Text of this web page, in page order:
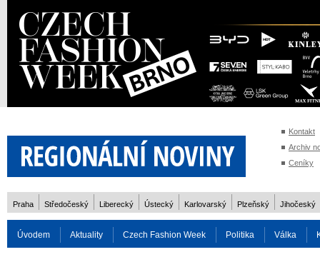
Kontakt
Archiv
Ceníky
Praha Středočeský Liberecký Ústecký Karlovarský Plzeňský Jihočeský
Úvodem Aktuality Czech Fashion Week Politika Válka